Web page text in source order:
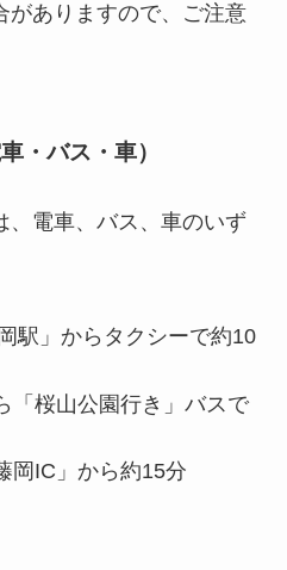
がありますので、ご注意
・バス・車）
、電車、バス、車のいず
駅」からタクシーで約10
「桜山公園行き」バスで
岡IC」から約15分